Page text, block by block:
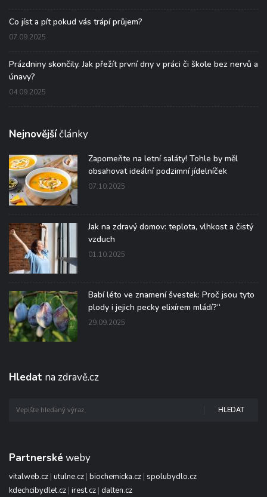
Co jíst a pít pokud vás trápí průjem?
07.09.2025
Prázdniny skončily. Jak přežít první dny v práci či škole bez nervů a
únavy?
04.09.2025
Nejnovějšíčlánky
Zapomeňte na letní saláty! Tohle by měl
obsahovat ideální podzimní jídelníček
07.10.2025
Jak na zdravý domov: teplota, vlhkost a čistý
vzduch
01.10.2025
Babí léto ve znamení švestek: Proč jsou tyto
plody i jejich pecky elixírem mládí?“
29.09.2025
Hledat na zdravě.cz
HLEDAT
Partnerské weby
vitalweb.cz | utulne.cz | biochemicka.cz | spolubydlo.cz
kdechcibydlet.cz | irest.cz | dalten.cz